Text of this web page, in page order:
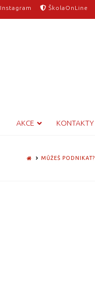
Instagram ŠkolaOnLine
AKCE KONTAKTY
HOMEMŮŽEŠ PODNIKAT?